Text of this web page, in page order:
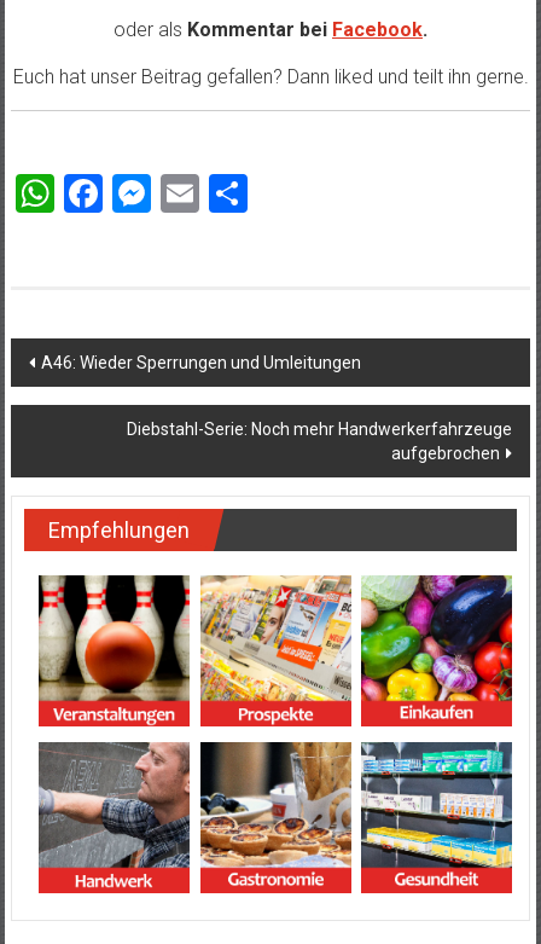
oder als Kommentar bei Facebook.
Euch hat unser Beitrag gefallen? Dann liked und teilt ihn gerne.
WhatsApp
Facebook
Messenger
Email
Beitragsnavigation
A46: Wieder Sperrungen und Umleitungen
Diebstahl-Serie: Noch mehr Handwerkerfahrzeuge
aufgebrochen
Empfehlungen